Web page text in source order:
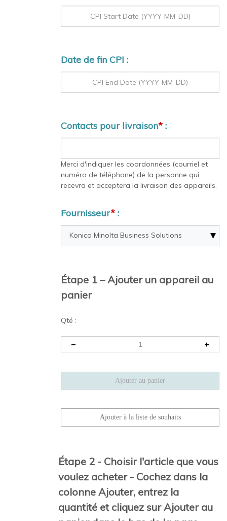
Date de fin CPI :
Contacts pour livraison* :
Merci d'indiquer les coordonnées (courriel et
numéro de téléphone) de la personne qui
recevra et acceptera la livraison des appareils.
Fournisseur* :
Étape 1 – Ajouter un appareil au
panier
Qté :
voulez acheter - Cochez dans la
colonne Ajouter, entrez la
quantité et cliquez sur Ajouter au
panier dans le bas de la page.